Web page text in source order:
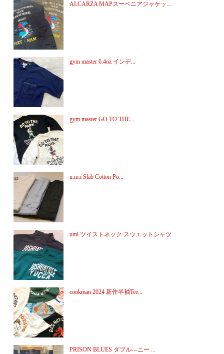
ALCARZA MAPスーベニアジャケッ...
gym master 6.4oz インデ...
gym master GO TO THE...
u.m.i Slab Cotton Po...
umi ツイストネック スウエットシャツ
cookman 2024 新作半袖Tee...
PRISON BLUES ダブル―ニー ...